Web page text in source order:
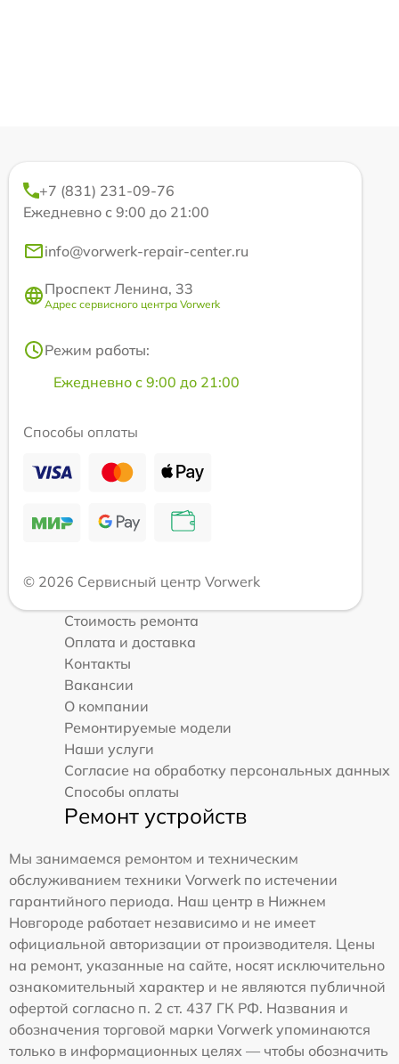
+7 (831) 231-09-76
Ежедневно с 9:00 до 21:00
info@vorwerk-repair-center.ru
Проспект Ленина, 33
Адрес сервисного центра Vorwerk
Режим работы:
Ежедневно с 9:00 до 21:00
Способы оплаты
© 2026 Сервисный центр Vorwerk
Стоимость ремонта
Оплата и доставка
Контакты
Вакансии
О компании
Ремонтируемые модели
Наши услуги
Согласие на обработку персональных данных
Способы оплаты
Ремонт устройств
Мы занимаемся ремонтом и техническим
обслуживанием техники Vorwerk по истечении
гарантийного периода. Наш центр в Нижнем
Новгороде работает независимо и не имеет
официальной авторизации от производителя. Цены
на ремонт, указанные на сайте, носят исключительно
ознакомительный характер и не являются публичной
офертой согласно п. 2 ст. 437 ГК РФ. Названия и
обозначения торговой марки Vorwerk упоминаются
только в информационных целях — чтобы обозначить